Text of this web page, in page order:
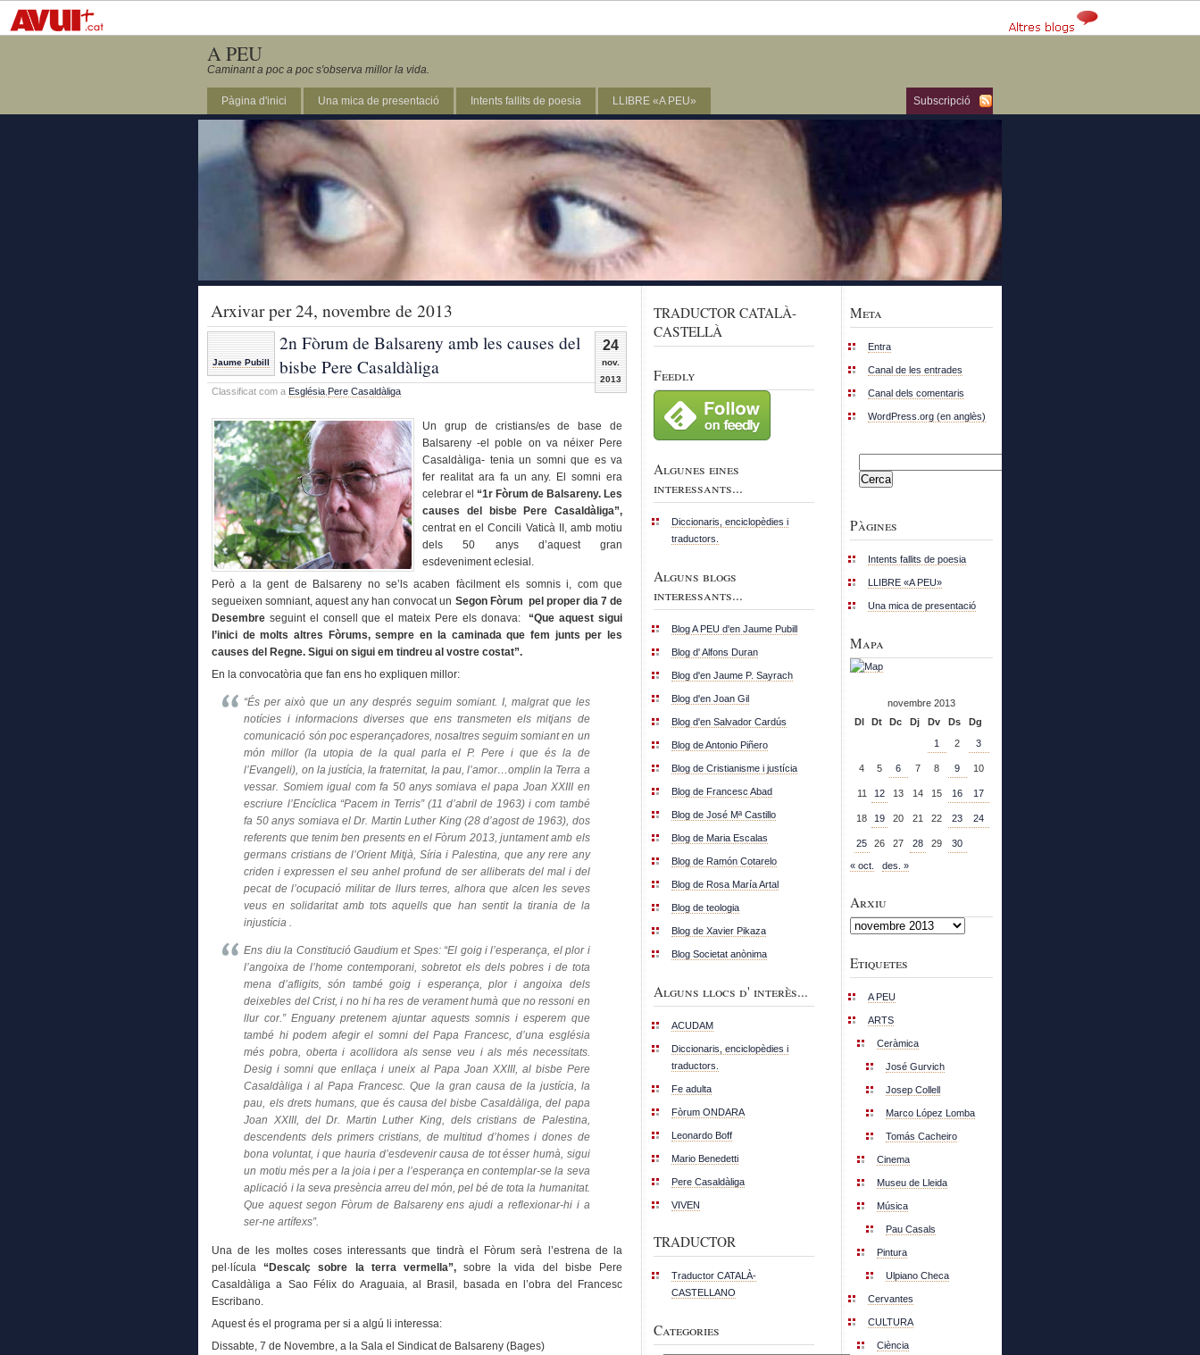
A PEU
Caminant a poc a poc s'observa millor la vida.
Subscripció
Pàgina d'inici Una mica de presentació Intents fallits de poesia LLIBRE «A PEU»
Arxivar per 24, novembre de 2013
24
nov.
2013
Jaume Pubill
2n Fòrum de Balsareny amb les causes del
bisbe Pere Casaldàliga
Classificat com a Església Pere Casaldàliga
Un grup de cristians/es de base de
Balsareny -el poble on va néixer Pere
Casaldàliga- tenia un somni que es va
fer realitat ara fa un any. El somni era
celebrar el “1r Fòrum de Balsareny. Les
causes del bisbe Pere Casaldàliga”,
centrat en el Concili Vaticà II, amb motiu
dels 50 anys d’aquest gran
esdeveniment eclesial.
Però a la gent de Balsareny no se’ls acaben fàcilment els somnis i, com que
segueixen somniant, aquest any han convocat un Segon Fòrum pel proper dia 7 de
Desembre seguint el consell que el mateix Pere els donava: “Que aquest sigui
l’inici de molts altres Fòrums, sempre en la caminada que fem junts per les
causes del Regne. Sigui on sigui em tindreu al vostre costat”.
En la convocatòria que fan ens ho expliquen millor:
“És per això que un any després seguim somiant. I, malgrat que les
notícies i informacions diverses que ens transmeten els mitjans de
comunicació són poc esperançadores, nosaltres seguim somiant en un
món millor (la utopia de la qual parla el P. Pere i que és la de
l’Evangeli), on la justícia, la fraternitat, la pau, l’amor…omplin la Terra a
vessar. Somiem igual com fa 50 anys somiava el papa Joan XXIII en
escriure l’Encíclica “Pacem in Terris” (11 d’abril de 1963) i com també
fa 50 anys somiava el Dr. Martin Luther King (28 d’agost de 1963), dos
referents que tenim ben presents en el Fòrum 2013, juntament amb els
germans cristians de l’Orient Mitjà, Síria i Palestina, que any rere any
criden i expressen el seu anhel profund de ser alliberats del mal i del
pecat de l’ocupació militar de llurs terres, alhora que alcen les seves
veus en solidaritat amb tots aquells que han sentit la tirania de la
injustícia .
Ens diu la Constitució Gaudium et Spes: “El goig i l’esperança, el plor i
l’angoixa de l’home contemporani, sobretot els dels pobres i de tota
mena d’afligits, són també goig i esperança, plor i angoixa dels
deixebles del Crist, i no hi ha res de verament humà que no ressoni en
llur cor.” Enguany pretenem ajuntar aquests somnis i esperem que
també hi podem afegir el somni del Papa Francesc, d’una església
més pobra, oberta i acollidora als sense veu i als més necessitats.
Desig i somni que enllaça i uneix al Papa Joan XXIII, al bisbe Pere
Casaldàliga i al Papa Francesc. Que la gran causa de la justícia, la
pau, els drets humans, que és causa del bisbe Casaldàliga, del papa
Joan XXIII, del Dr. Martin Luther King, dels cristians de Palestina,
descendents dels primers cristians, de multitud d’homes i dones de
bona voluntat, i que hauria d’esdevenir causa de tot ésser humà, sigui
un motiu més per a la joia i per a l’esperança en contemplar-se la seva
aplicació i la seva presència arreu del món, pel bé de tota la humanitat.
Que aquest segon Fòrum de Balsareny ens ajudi a reflexionar-hi i a
ser-ne artífexs”.
Una de les moltes coses interessants que tindrà el Fòrum serà l’estrena de la
pel·lícula “Descalç sobre la terra vermella”,sobre la vida del bisbe Pere
Casaldàliga a Sao Félix do Araguaia, al Brasil, basada en l’obra del Francesc
Escribano.
Aquest és el programa per si a algú li interessa:
Dissabte, 7 de Novembre, a la Sala el Sindicat de Balsareny (Bages)
TRADUCTOR CATALÀ-
CASTELLÀ
Feedly
Algunes eines
interessants...
Diccionaris, enciclopèdies i
traductors.
Alguns blogs
interessants...
Blog A PEU d'en Jaume Pubill
Blog d' Alfons Duran
Blog d'en Jaume P. Sayrach
Blog d'en Joan Gil
Blog d'en Salvador Cardús
Blog de Antonio Piñero
Blog de Cristianisme i justícia
Blog de Francesc Abad
Blog de José Mª Castillo
Blog de Maria Escalas
Blog de Ramón Cotarelo
Blog de Rosa María Artal
Blog de teologia
Blog de Xavier Pikaza
Blog Societat anònima
Alguns llocs d' interès...
ACUDAM
Diccionaris, enciclopèdies i
traductors.
Fe adulta
Fòrum ONDARA
Leonardo Boff
Mario Benedetti
Pere Casaldàliga
VIVEN
TRADUCTOR
Traductor CATALÀ-
CASTELLANO
Categories
Meta
Entra
Canal de les entrades
Canal dels comentaris
WordPress.org (en anglès)
Pàgines
Intents fallits de poesia
LLIBRE «A PEU»
Una mica de presentació
Mapa
novembre 2013
Dl
Dt Dc Dj Dv Ds
Dg
1
2 3
4 5 6 7 8 9 10
11 12 13 14 15 16 17
18 19 20 21 22 23 24
25 26 27 28 29 30
« oct. des. »
Arxiu
Arxiu
Etiquetes
A PEU
ARTS
Ceràmica
José Gurvich
Josep Collell
Marco López Lomba
Tomás Cacheiro
Cinema
Museu de Lleida
Música
Pau Casals
Pintura
Ulpiano Checa
Cervantes
CULTURA
Ciència